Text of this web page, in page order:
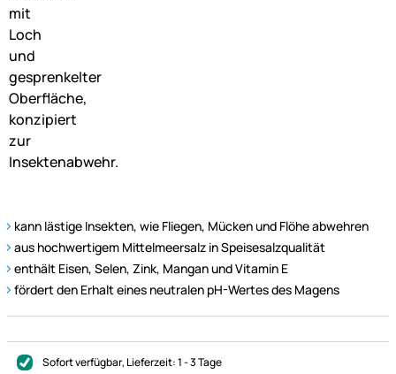
kann lästige Insekten, wie Fliegen, Mücken und Flöhe abwehren
aus hochwertigem Mittelmeersalz in Speisesalzqualität
enthält Eisen, Selen, Zink, Mangan und Vitamin E
fördert den Erhalt eines neutralen pH-Wertes des Magens
Sofort verfügbar, Lieferzeit:1 - 3 Tage